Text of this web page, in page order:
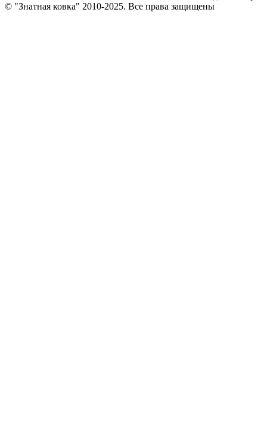
© "Знатная ковка" 2010-2025. Все права защищены